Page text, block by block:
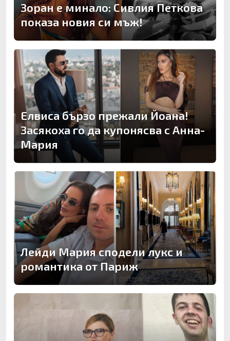
Зоран е минало: Сивлия Петкова
показа новия си мъж!
Елвиса бързо прежали Йоана!
Засякоха го да купонясва с Анна-
Мария
Лейди Мария сподели лукс и
романтика от Париж